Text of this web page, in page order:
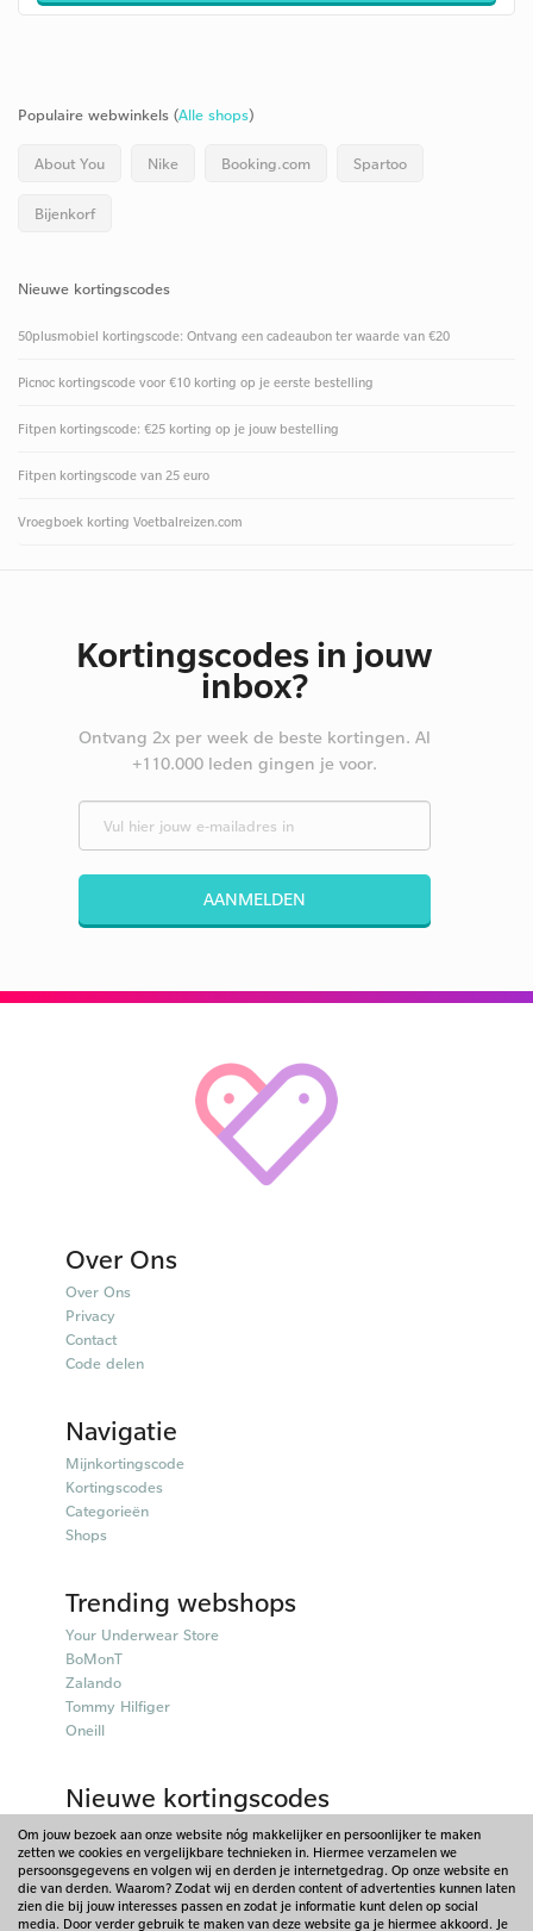
Populaire webwinkels (Alle shops)
About You Nike Booking.com Spartoo
Bijenkorf
Nieuwe kortingscodes
50plusmobiel kortingscode: Ontvang een cadeaubon ter waarde van €20
Picnoc kortingscode voor €10 korting op je eerste bestelling
Fitpen kortingscode: €25 korting op je jouw bestelling
Fitpen kortingscode van 25 euro
Vroegboek korting Voetbalreizen.com
Kortingscodes in jouw
inbox?
Ontvang 2x per week de beste kortingen. Al
+110.000 leden gingen je voor.
AANMELDEN
Over Ons
Over Ons
Privacy
Contact
Code delen
Navigatie
Mijnkortingscode
Kortingscodes
Categorieën
Shops
Trending webshops
Your Underwear Store
BoMonT
Zalando
Tommy Hilfiger
Oneill
Nieuwe kortingscodes
50plusmobiel kortingscodes
Parfumado kortingscodes
Fitpen kortingscodes
Things I Like Things I Love kortingscodes
Briters kortingscodes
Om jouw bezoek aan onze website nóg makkelijker en persoonlijker te maken
zetten we cookies en vergelijkbare technieken in. Hiermee verzamelen we
persoonsgegevens en volgen wij en derden je internetgedrag. Op onze website en
die van derden. Waarom? Zodat wij en derden content of advertenties kunnen laten
zien die bij jouw interesses passen en zodat je informatie kunt delen op social
media. Door verder gebruik te maken van deze website ga je hiermee akkoord. Je